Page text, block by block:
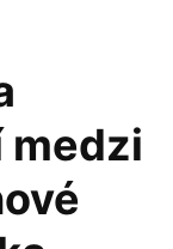
medzi